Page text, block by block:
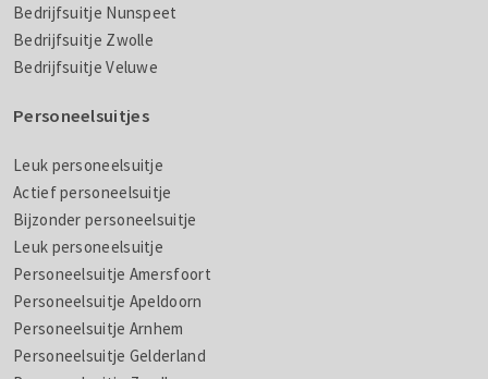
Bedrijfsuitje Nunspeet
Bedrijfsuitje Zwolle
Bedrijfsuitje Veluwe
Personeelsuitjes
Leuk personeelsuitje
Actief personeelsuitje
Bijzonder personeelsuitje
Leuk personeelsuitje
Personeelsuitje Amersfoort
Personeelsuitje Apeldoorn
Personeelsuitje Arnhem
Personeelsuitje Gelderland